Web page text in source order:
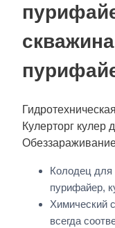
Кулерторг кулер
Колодец для
пурифайер,
Химический
всегда